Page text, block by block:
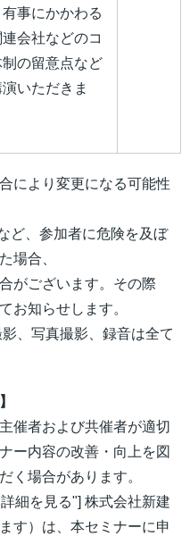
事にかかわる
会社などのコ
の留意点など
いただきま
により変更になる可能性
ど、参加者に危険を及ぼ
場合、
がございます。その際
お知らせします。
、写真撮影、録音は全て
催者および共催者が適切
ー内容の改善・向上を図
く場合があります。
細を見る"] 株式会社新建
す）は、本セミナーに申